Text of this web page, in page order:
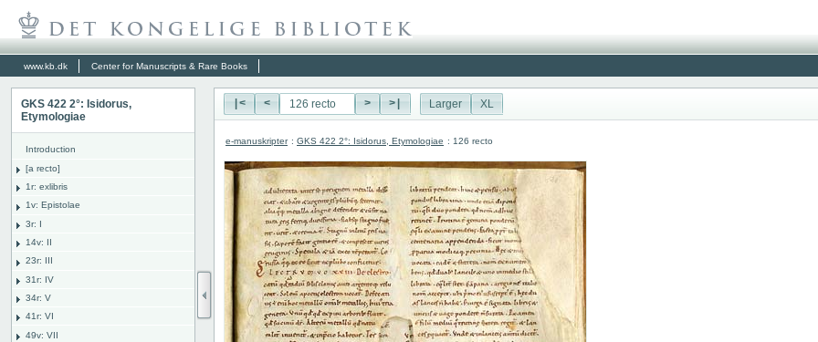
www.kb.dk Center for Manuscripts & Rare Books
GKS 422 2°: Isidorus,
Etymologiae
Introduction
[a recto]
1r: exlibris
1v: Epistolae
3r: I
14v: II
23r: III
31r: IV
34r: V
41r: VI
49v: VII
|< < > >| Larger XL
e-manuskripter : GKS 422 2°: Isidorus, Etymologiae : 126 recto